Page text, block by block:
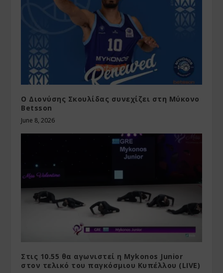
O Διονύσης Σκουλίδας συνεχίζει στη Μύκονο
Betsson
June 8, 2026
Στις 10.55 θα αγωνιστεί η Mykonos Junior
στον τελικό του παγκόσμιου Κυπέλλου (LIVE)